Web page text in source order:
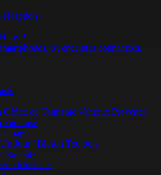
réception
?
tv, enceintes connectées,
Office de Tourisme Ventoux Provence
Vaucluse
pages
Jour / Blason Toujours
Raconte
Musicale